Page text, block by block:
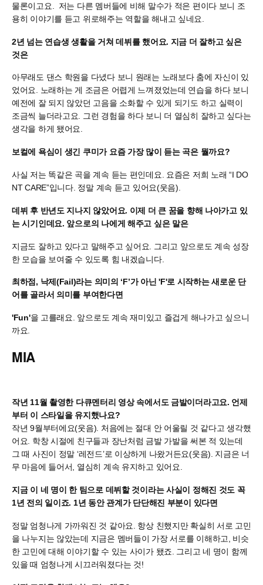
물론이고요. 저는 다른 멤버들에 비해 말수가 적은 편이다 보니 조
용히 이야기를 듣고 위로해주는 역할을 해내고 싶네요.
2년 넘는 연습생 생활을 거쳐 데뷔를 했어요. 지금 더 잘하고 싶은
것은
아무래도 댄스 학원을 다녔다 보니 원래는 노래보다 춤에 자신이 있
었어요. 노래하는 게 조금은 어렵게 느껴졌었는데 연습을 하다 보니
예전에 잘 되지 않았던 고음을 소화할 수 있게 되기도 하고 실력이
조금씩 늘더라고요. 그런 경험을 하다 보니 더 열심히 잘하고 싶다는
생각을 하게 됐어요.
보컬에 욕심이 생긴 쿠미가 요즘 가장 많이 듣는 곡은 뭘까요?
사실 저는 똑같은 곡을 계속 듣는 편인데요. 요즘은 저희 노래 “I DO
NT CARE”입니다. 정말 계속 듣고 있어요(웃음).
데뷔 후 반년도 지나지 않았어요. 이제 더 큰 꿈을 향해 나아가고 있
는 시기인데요. 앞으로의 나에게 해주고 싶은 말은
지금도 잘하고 있다고 말해주고 싶어요. 그리고 앞으로도 계속 성장
한 모습을 보여줄 수 있도록 힘 내겠습니다.
최하점, 낙제(Fail)라는 의미의 ‘F’가 아닌 'F'로 시작하는 새로운 단
어를 골라서 의미를 부여한다면
'Fun'을 고를래요. 앞으로도 계속 재미있고 즐겁게 해나가고 싶으니
까요.
MIA
작년 11월 촬영한 다큐멘터리 영상 속에서도 금발이더라고요. 언제
부터 이 스타일을 유지했나요?
작년 9월부터에요(웃음). 처음에는 절대 안 어울릴 것 같다고 생각했
어요. 학창 시절에 친구들과 장난처럼 금발 가발을 써본 적 있는데
그 때 사진이 정말 ‘레전드’로 이상하게 나왔거든요(웃음). 지금은 너
무 마음에 들어서, 열심히 계속 유지하고 있어요.
지금 이 네 명이 한 팀으로 데뷔할 것이라는 사실이 정해진 것도 꼭
1년 전의 일이죠. 1년 동안 관계가 단단해진 부분이 있다면
정말 엄청나게 가까워진 것 같아요. 항상 친했지만 확실히 서로 고민
을 나누지는 않았는데 지금은 멤버들이 가장 서로를 이해하고, 비슷
한 고민에 대해 이야기할 수 있는 사이가 됐죠. 그리고 네 명이 함께
있을 때 엄청나게 시끄러워졌다는 것!